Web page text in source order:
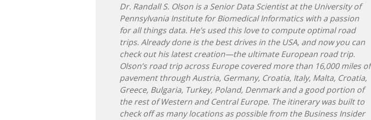
Dr. Randall S. Olson is a Senior Data Scientist at the University of
Pennsylvania Institute for Biomedical Informatics with a passion
for all things data. He’s used this love to compute optimal road
trips. Already done is the best drives in the USA, and now you can
check out his latest creation—the ultimate European road trip.
Olson’s road trip across Europe covered more than 16,000 miles of
pavement through Austria, Germany, Croatia, Italy, Malta, Croatia,
Greece, Bulgaria, Turkey, Poland, Denmark and a good portion of
the rest of Western and Central Europe. The itinerary was built to
check off as many locations as possible from the Business Insider